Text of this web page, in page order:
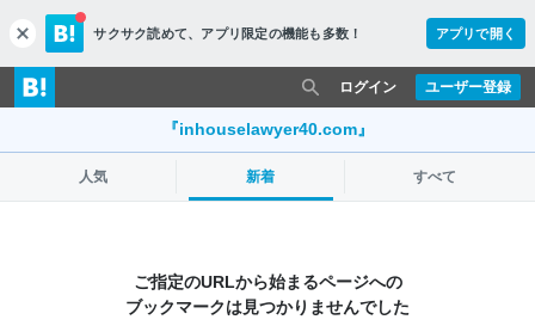
c
l
o
s
サクサク読めて、 アプリ限定の機能も多数！ アプリで開く
ユーザー登録
ログイン
『inhouselawyer40.com』
人気 新着 すべて
ご指定のURLから始まるページへの
ブックマークは見つかりませんでした